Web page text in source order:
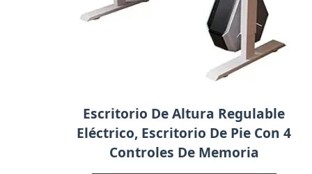
Escritorio De Altura Regulable
Eléctrico, Escritorio De Pie Con 4
Controles De Memoria